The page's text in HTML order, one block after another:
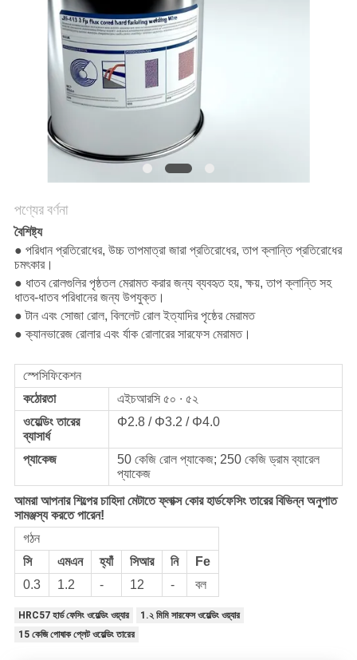
আবেদন
PRIVACY
পণ্যের বর্ণনা
বৈশিষ্ট্য
● পরিধান প্রতিরোধের, উচ্চ তাপমাত্রা জারা প্রতিরোধের, তাপ ক্লান্তি প্রতিরোধের
চমৎকার।
● ধাতব রোলগুলির পৃষ্ঠতল মেরামত করার জন্য ব্যবহৃত হয়, ক্ষয়, তাপ ক্লান্তি সহ
ধাতব-ধাতব পরিধানের জন্য উপযুক্ত।
● টান এবং সোজা রোল, বিললেট রোল ইত্যাদির পৃষ্ঠের মেরামত
● ক্যানভারেজ রোলার এবং র্যাক রোলারের সারফেস মেরামত।
স্পেসিফিকেশন
কঠোরতা
এইচআরসি ৫০ ∙ ৫২
ওয়েল্ডিং তারের
ব্যাসার্ধ
Φ2.8 / Φ3.2 / Φ4.0
প্যাকেজ
50 কেজি রোল প্যাকেজ; 250 কেজি ড্রাম ব্যারেল
প্যাকেজ
আমরা আপনার শিল্পের চাহিদা মেটাতে ফ্লাক্স কোর হার্ডফেসিং তারের বিভিন্ন অনুপাত
সামঞ্জস্য করতে পারেন!
গঠন
সি
এমএন হ্যাঁ সিআর নি
Fe
0.3
1.2 - 12 - বল
HRC57 হার্ড ফেসিং ওয়েল্ডিং ওয়্যার
1.২ মিমি সারফেস ওয়েল্ডিং ওয়্যার
15 কেজি পোষাক প্লেট ওয়েল্ডিং তারের